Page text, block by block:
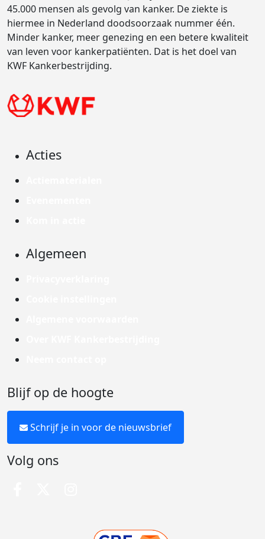
45.000 mensen als gevolg van kanker. De ziekte is
hiermee in Nederland doodsoorzaak nummer één.
Minder kanker, meer genezing en een betere kwaliteit
van leven voor kankerpatiënten. Dat is het doel van
KWF Kankerbestrijding.
Acties
Algemeen
Blijf op de hoogte
Schrijf je in voor de nieuwsbrief
Volg ons